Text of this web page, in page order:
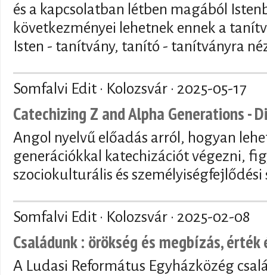
és a kapcsolatban létben magából
következményei lehetnek ennek a
Isten - tanítvány, tanító - tanítványra
Somfalvi Edit · Kolozsvár · 2025-05-17
Catechizing Z and Alpha Generations -
Angol nyelvű előadás arról, hogyan
generációkkal katechizációt végezni,
szociokulturális és
Somfalvi Edit · Kolozsvár · 2025-02-08
Családunk : örökség és megbízás,
A Ludasi Református Egyházközég